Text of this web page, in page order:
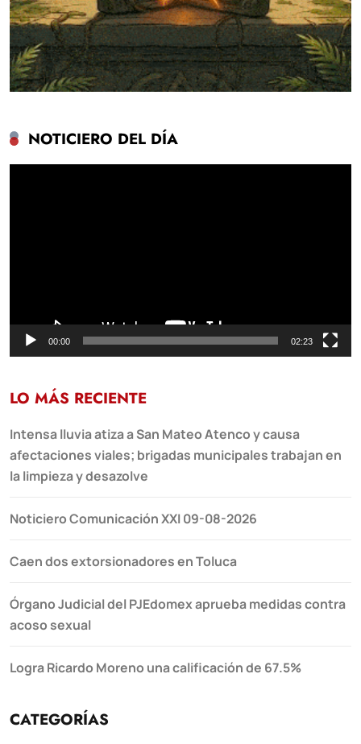
NOTICIERO DEL DÍA
00:00 02:23
LO MÁS RECIENTE
Intensa lluvia atiza a San Mateo Atenco y causa
afectaciones viales; brigadas municipales trabajan en
la limpieza y desazolve
Noticiero Comunicación XXI 09-08-2026
Caen dos extorsionadores en Toluca
Órgano Judicial del PJEdomex aprueba medidas contra
acoso sexual
Logra Ricardo Moreno una calificación de 67.5%
CATEGORÍAS